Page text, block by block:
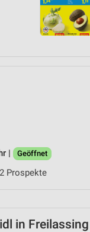
|
Geöffnet
Prospekte
in